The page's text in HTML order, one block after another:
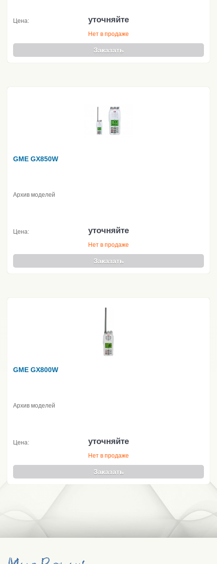
Цена: уточняйте
Нет в продаже
Заказать
GME GX850W
Архив моделей
Цена: уточняйте
Нет в продаже
Заказать
GME GX800W
Архив моделей
Цена: уточняйте
Нет в продаже
Заказать